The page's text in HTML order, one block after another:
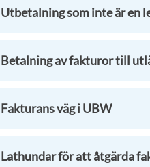
Utbetalning som inte är en
Betalning av fakturor till
Fakturans väg i UBW
Lathundar för att åtgärda